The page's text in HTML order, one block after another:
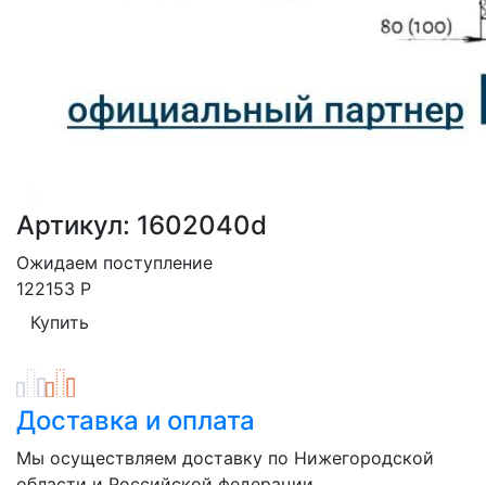
Артикул: 1602040d
Ожидаем поступление
122153 Р
Доставка и оплата
Мы осуществляем доставку по Нижегородской